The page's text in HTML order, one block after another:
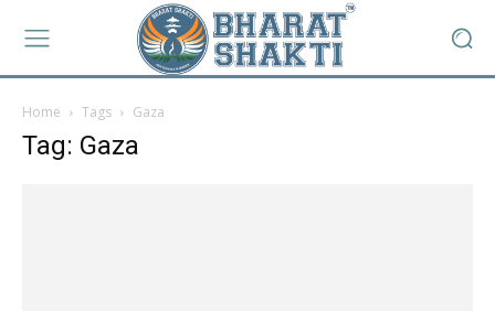
Home Tags Gaza
Tag: Gaza